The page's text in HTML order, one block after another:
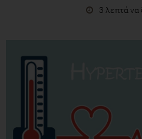
3 λεπτά να